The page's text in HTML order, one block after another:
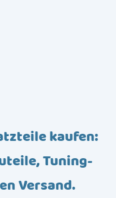
kaufen:
Tuning-
Versand.